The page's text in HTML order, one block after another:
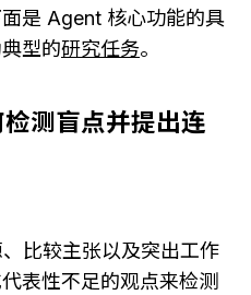
是 Agent 核心功能的具
型的研究任务。
测盲点并提出连
比较主张以及突出工作
表性不足的观点来检测